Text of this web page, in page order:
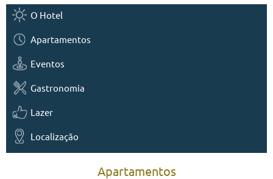
O Hotel
Apartamentos
Eventos
Gastronomia
Lazer
Localização
Apartamentos